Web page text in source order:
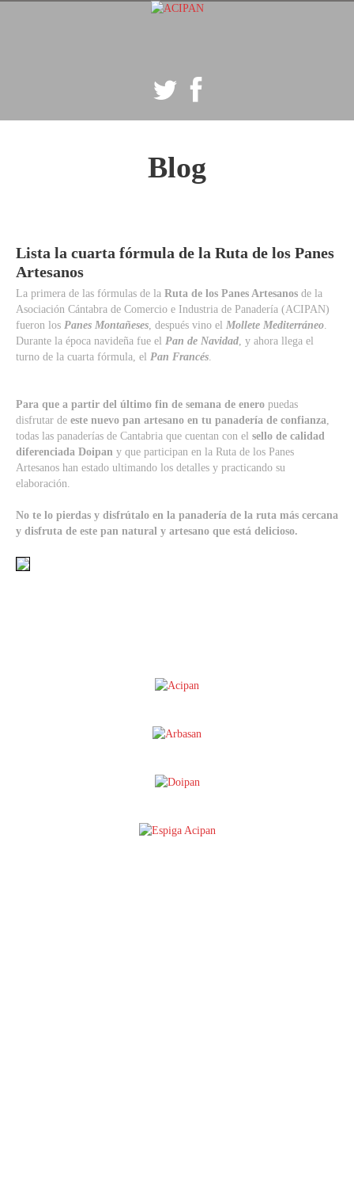
Inicio
Contacto
Blog
Lista la cuarta fórmula de la Ruta de los Panes
Artesanos
La primera de las fórmulas de la Ruta de los Panes Artesanos de la
Asociación Cántabra de Comercio e Industria de Panadería (ACIPAN)
fueron los Panes Montañeses , después vino el Mollete Mediterráneo
Durante la época navideña fue el Pan de Navidad , y ahora llega el
turno de la cuarta fórmula, el Pan Francés
Para que a partir del último fin de semana de enero puedas
disfrutar de este nuevo pan artesano en tu panadería de confianza
todas las panaderías de Cantabria que cuentan con el sello de calidad
diferenciada Doipan y que participan en la Ruta de los Panes
Artesanos han estado ultimando los detalles y practicando su
elaboración.
No te lo pierdas y disfrútalo en la panadería de la ruta más cercana
y disfruta de este pan natural y artesano que está delicioso.